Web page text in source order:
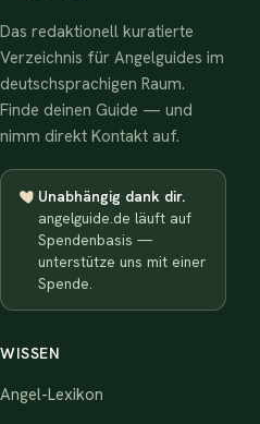
Das redaktionell kuratierte
Verzeichnis für Angelguides im
deutschsprachigen Raum.
Finde deinen Guide — und
nimm direkt Kontakt auf.
Unabhängig dank dir.
angelguide.de läuft auf
Spendenbasis —
unterstütze uns mit einer
Spende.
WISSEN
Angel-Lexikon